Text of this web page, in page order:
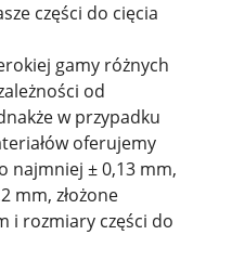
części do cięcia
gamy różnych
od
w przypadku
oferujemy
najmniej ± 0,13 mm,
mm, złożone
i rozmiary części do